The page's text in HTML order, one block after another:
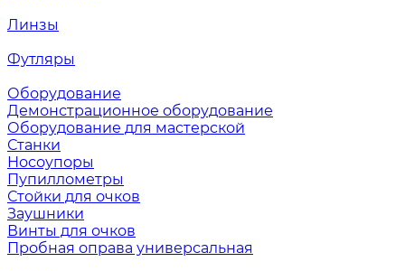
Линзы
Футляры
Оборудование
Демонстрационное оборудование
Оборудование для мастерской
Станки
Носоупоры
Пупиллометры
Стойки для очков
Заушники
Винты для очков
Пробная оправа универсальная